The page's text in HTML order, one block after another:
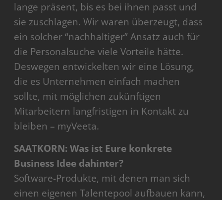
lange präsent, bis es bei ihnen passt und
sie zuschlagen. Wir waren überzeugt, dass
ein solcher “nachhaltiger” Ansatz auch für
die Personalsuche viele Vorteile hätte.
Deswegen entwickelten wir eine Lösung,
die es Unternehmen einfach machen
sollte, mit möglichen zukünftigen
Mitarbeitern langfristigen in Kontakt zu
bleiben – myVeeta.
SAATKORN: Was ist Eure konkrete
Business Idee dahinter?
Software-Produkte, mit denen man sich
einen eigenen Talentepool aufbauen kann,